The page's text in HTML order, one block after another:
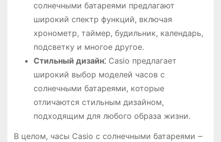
солнечными батареями предлагают
широкий спектр функций, включая
хронометр, таймер, будильник, календарь,
подсветку и многое другое.
Стильный дизайн⁚Casio предлагает
широкий выбор моделей часов с
солнечными батареями, которые
отличаются стильным дизайном,
подходящим для любого образа жизни.
В целом, часы Casio с солнечными батареями ౼